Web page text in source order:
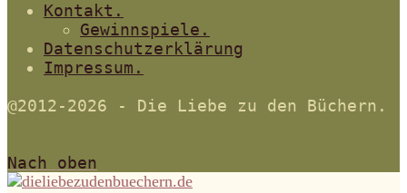
Kontakt.
Gewinnspiele.
Datenschutzerklärung
Impressum.
@2012-2026 - Die Liebe zu den Büchern.
Nach oben